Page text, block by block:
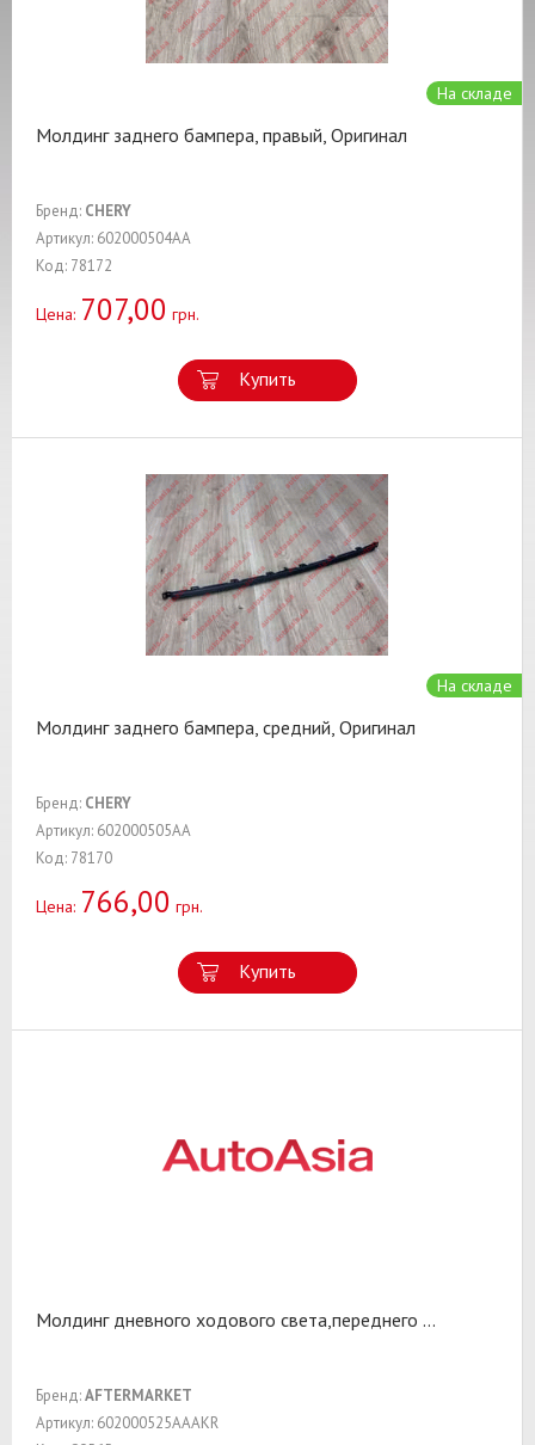
На складе
Молдинг заднего бампера, правый, Оригинал
Бренд: CHERY
Артикул: 602000504AA
Код: 78172
Цена: 707,00 грн.
Купить
На складе
Молдинг заднего бампера, средний, Оригинал
Бренд: CHERY
Артикул: 602000505AA
Код: 78170
Цена: 766,00 грн.
Купить
Молдинг дневного ходового света,переднего ...
Бренд:AFTERMARKET
Артикул: 602000525AAAKR